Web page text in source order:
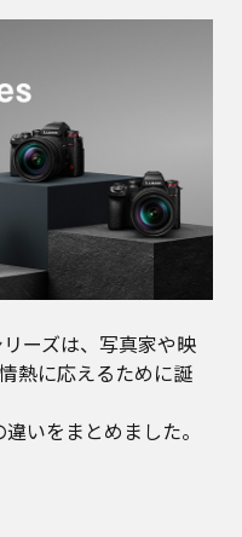
ーズは、写真家や映
熱に応えるために誕
いをまとめました。